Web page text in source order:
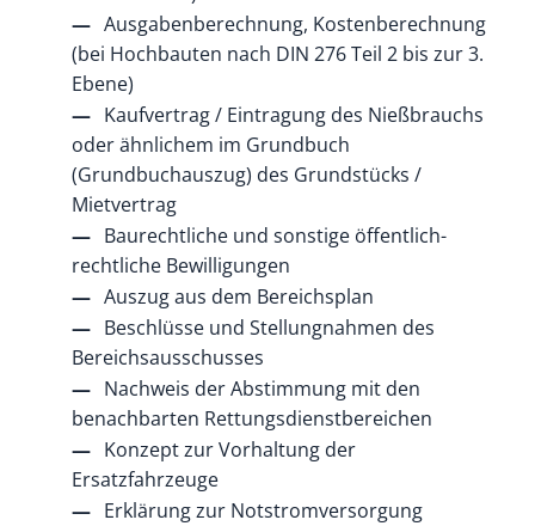
Ausgabenberechnung, Kostenberechnung
(bei Hochbauten nach DIN 276 Teil 2 bis zur 3.
Ebene)
Kaufvertrag / Eintragung des Nießbrauchs
oder ähnlichem im Grundbuch
(Grundbuchauszug) des Grundstücks /
Mietvertrag
Baurechtliche und sonstige öffentlich-
rechtliche Bewilligungen
Auszug aus dem Bereichsplan
Beschlüsse und Stellungnahmen des
Bereichsausschusses
Nachweis der Abstimmung mit den
benachbarten Rettungsdienstbereichen
Konzept zur Vorhaltung der
Ersatzfahrzeuge
Erklärung zur Notstromversorgung